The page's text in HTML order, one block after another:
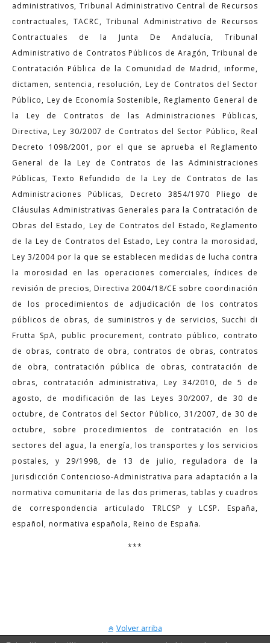
administrativos, Tribunal Administrativo Central de Recursos
contractuales, TACRC, Tribunal Administrativo de Recursos
Contractuales de la Junta De Andalucía, Tribunal
Administrativo de Contratos Públicos de Aragón, Tribunal de
Contratación Pública de la Comunidad de Madrid, informe,
dictamen, sentencia, resolución, Ley de Contratos del Sector
Público, Ley de Economía Sostenible, Reglamento General de
la Ley de Contratos de las Administraciones Públicas,
Directiva, Ley 30/2007 de Contratos del Sector Público, Real
Decreto 1098/2001, por el que se aprueba el Reglamento
General de la Ley de Contratos de las Administraciones
Públicas, Texto Refundido de la Ley de Contratos de las
Administraciones Públicas, Decreto 3854/1970 Pliego de
Cláusulas Administrativas Generales para la Contratación de
Obras del Estado, Ley de Contratos del Estado, Reglamento
de la Ley de Contratos del Estado, Ley contra la morosidad,
Ley 3/2004 por la que se establecen medidas de lucha contra
la morosidad en las operaciones comerciales, índices de
revisión de precios, Directiva 2004/18/CE sobre coordinación
de los procedimientos de adjudicación de los contratos
públicos de obras, de suministros y de servicios, Succhi di
Frutta SpA, public procurement, contrato público, contrato
de obras, contrato de obra, contratos de obras, contratos
de obra, contratación pública de obras, contratación de
obras, contratación administrativa, Ley 34/2010, de 5 de
agosto, de modificación de las Leyes 30/2007, de 30 de
octubre, de Contratos del Sector Público, 31/2007, de 30 de
octubre, sobre procedimientos de contratación en los
sectores del agua, la energía, los transportes y los servicios
postales, y 29/1998, de 13 de julio, reguladora de la
Jurisdicción Contencioso-Administrativa para adaptación a la
normativa comunitaria de las dos primeras, tablas y cuadros
de correspondencia articulado TRLCSP y LCSP. España,
español, normativa española, Reino de España.
***
Volver arriba